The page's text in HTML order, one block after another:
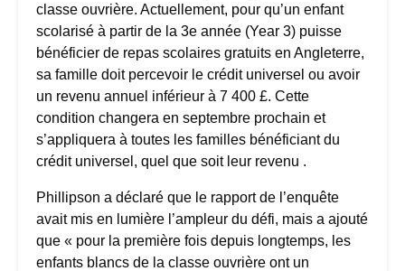
classe ouvrière. Actuellement, pour qu’un enfant
scolarisé à partir de la 3e année (Year 3) puisse
bénéficier de repas scolaires gratuits en Angleterre,
sa famille doit percevoir le crédit universel ou avoir
un revenu annuel inférieur à 7 400 £. Cette
condition changera en septembre prochain et
s’appliquera à toutes les familles bénéficiant du
crédit universel, quel que soit leur revenu .
Phillipson a déclaré que le rapport de l’enquête
avait mis en lumière l’ampleur du défi, mais a ajouté
que « pour la première fois depuis longtemps, les
enfants blancs de la classe ouvrière ont un